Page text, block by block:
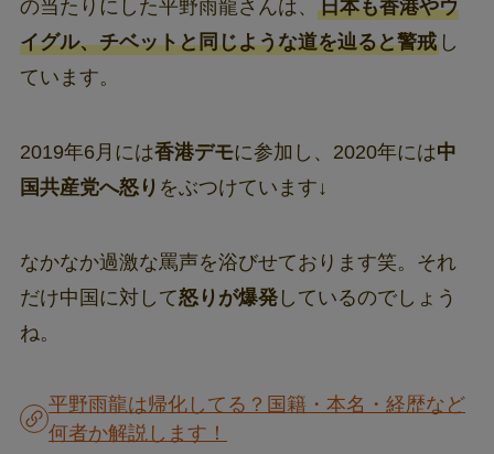
の当たりにした平野雨龍さんは、 日本も香港やウ
イグル、チベットと同じような道を辿ると警戒し
ています。
2019年6月には香港デモに参加し、2020年には中
国共産党へ怒り をぶつけています↓
なかなか過激な罵声を浴びせております笑。それ
だけ中国に対して怒りが爆発しているのでしょう
ね。
平野雨龍は帰化してる？国籍・本名・経歴など
何者か解説します！